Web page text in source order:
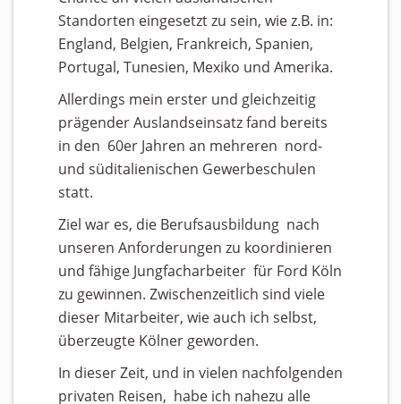
Standorten eingesetzt zu sein, wie z.B. in:
England, Belgien, Frankreich, Spanien,
Portugal, Tunesien, Mexiko und Amerika.
Allerdings mein erster und gleichzeitig
prägender Auslandseinsatz fand bereits
in den 60er Jahren an mehreren nord-
und süditalienischen Gewerbeschulen
statt.
Ziel war es, die Berufsausbildung nach
unseren Anforderungen zu koordinieren
und fähige Jungfacharbeiter für Ford Köln
zu gewinnen. Zwischenzeitlich sind viele
dieser Mitarbeiter, wie auch ich selbst,
überzeugte Kölner geworden.
In dieser Zeit, und in vielen nachfolgenden
privaten Reisen, habe ich nahezu alle